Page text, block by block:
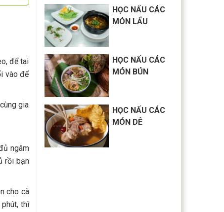
để tai
vào để
gia
ngâm
rồi bạn
cho cà
thì
HỌC NẤU CÁC
MÓN LẨU
HỌC NẤU CÁC
MÓN BÚN
HỌC NẤU CÁC
MÓN DÊ